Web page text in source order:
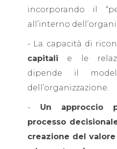
incorporando il
all’interno
- La capacità di
capitali e le
dipende il
dell’organizzazione.
- Un approccio
processo
creazione del